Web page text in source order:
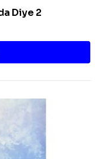
Diye 2